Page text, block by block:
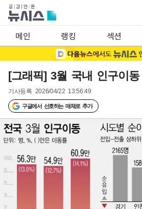
메인 랭킹 섹션
[그래픽] 3월 국내 인구이동
기사등록 2026/04/22 13:56:49
구글에서 선호하는 매체로 추가